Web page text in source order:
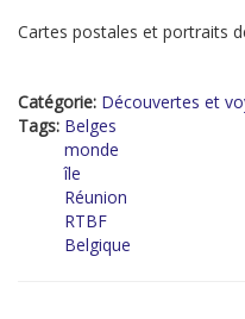
Cartes postales et portraits
Catégorie: Découvertes et
Tags: Belges
monde
île
Réunion
RTBF
Belgique